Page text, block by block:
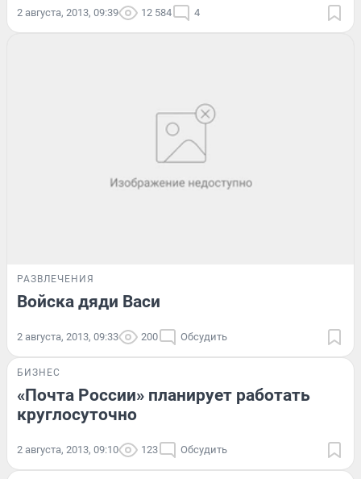
2 августа, 2013, 09:39 12 584 4
РАЗВЛЕЧЕНИЯ
Войска дяди Васи
2 августа, 2013, 09:33 200 Обсудить
БИЗНЕС
«Почта России» планирует работать
круглосуточно
2 августа, 2013, 09:10 123 Обсудить